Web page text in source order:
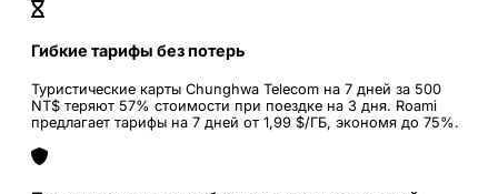
Гибкие тарифы без потерь
Туристические карты Chunghwa Telecom на 7 дней за 500
NT$ теряют 57% стоимости при поездке на 3 дня. Roami
предлагает тарифы на 7 дней от 1,99 $/ГБ, экономя до 75%.